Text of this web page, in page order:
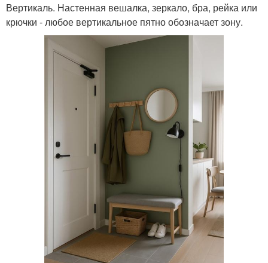
Вертикаль. Настенная вешалка, зеркало, бра, рейка или
крючки - любое вертикальное пятно обозначает зону.